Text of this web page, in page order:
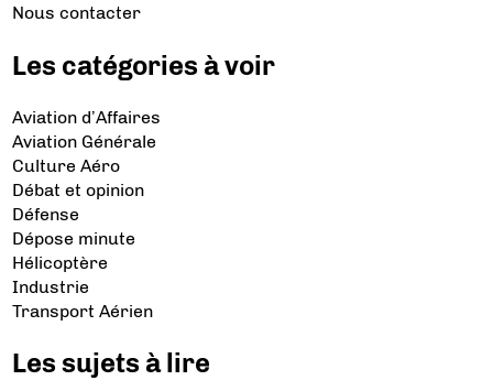
Nous contacter
Les catégories à voir
Aviation d’Affaires
Aviation Générale
Culture Aéro
Débat et opinion
Défense
Dépose minute
Hélicoptère
Industrie
Transport Aérien
Les sujets à lire